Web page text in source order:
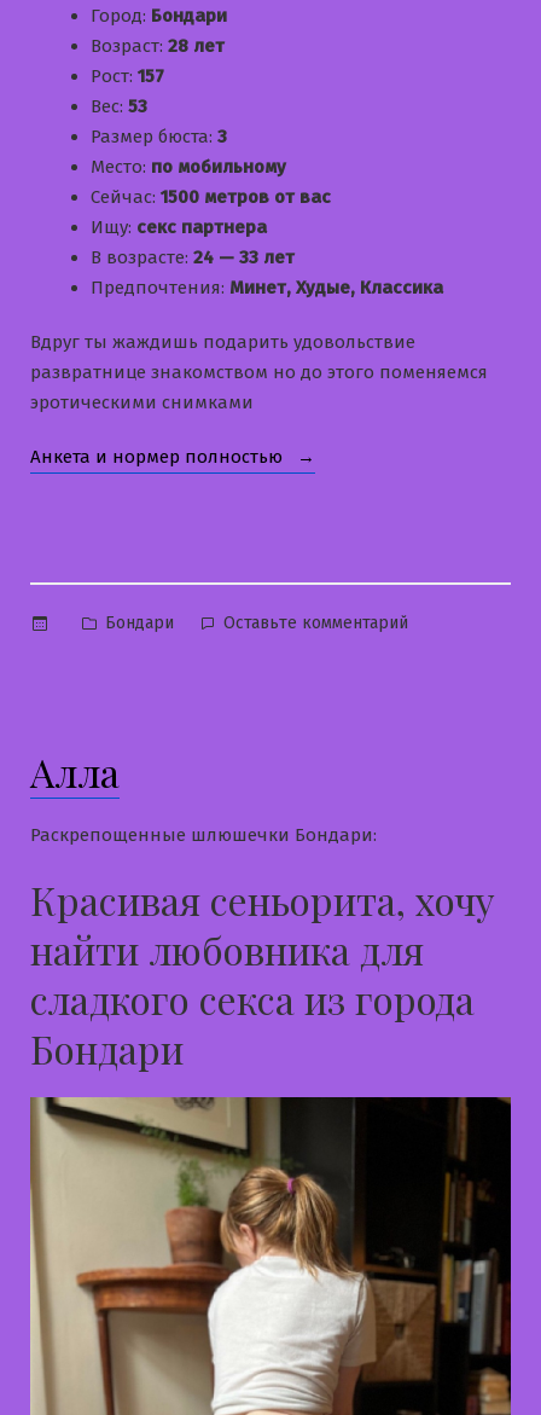
Город: Бондари
Возраст: 28 лет
Рост: 157
Вес: 53
Размер бюста: 3
Место: по мобильному
Сейчас: 1500 метров от вас
Ищу: секс партнера
В возрасте: 24 — 33 лет
Предпочтения: Минет, Худые, Классика
Вдруг ты жаждишь подарить удовольствие
развратнице знакомством но до этого поменяемся
эротическими снимками
Анкета и нормер полностью «Элина»
Опубликовано
Бондари Оставьте комментарий
Алла
Раскрепощенные шлюшечки Бондари:
Красивая сеньорита, хочу
найти любовника для
сладкого секса из города
Бондари